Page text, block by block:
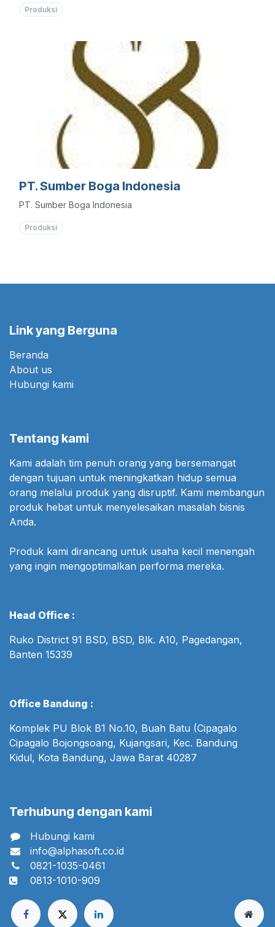
Manufacturing furniture.
Produksi
PT. Sumber Boga Indonesia
PT. Sumber Boga Indonesia
Produksi
Link yang Berguna
Beranda
About us
Hubungi kami
Tentang kami
Kami adalah tim penuh orang yang bersemangat
dengan tujuan untuk meningkatkan hidup semua
orang melalui produk yang disruptif. Kami membangun
produk hebat untuk menyelesaikan masalah bisnis
Anda.
Produk kami dirancang untuk usaha kecil menengah
yang ingin mengoptimalkan performa mereka.
Head Office :
Ruko District 91 BSD, BSD, Blk. A10, Pagedangan,
Banten 15339
Office Bandung :
Komplek PU Blok B1 No.10, Buah Batu (Cipagalo
Cipagalo Bojongsoang, Kujangsari, Kec. Bandung
Kidul, Kota Bandung, Jawa Barat 40287
Terhubung dengan kami
Hubungi kami
info@alphasoft.co.id
0821-1035-0461
0813-1010-909